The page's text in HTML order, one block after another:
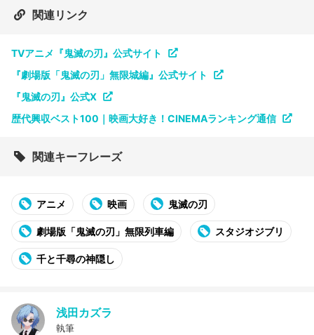
関連リンク
TVアニメ『鬼滅の刃』公式サイト
『劇場版「鬼滅の刃」無限城編』公式サイト
『鬼滅の刃』公式X
歴代興収ベスト100｜映画大好き！CINEMAランキング通信
関連キーフレーズ
アニメ 映画 鬼滅の刃
劇場版「鬼滅の刃」無限列車編 スタジオジブリ
千と千尋の神隠し
浅田カズラ
執筆